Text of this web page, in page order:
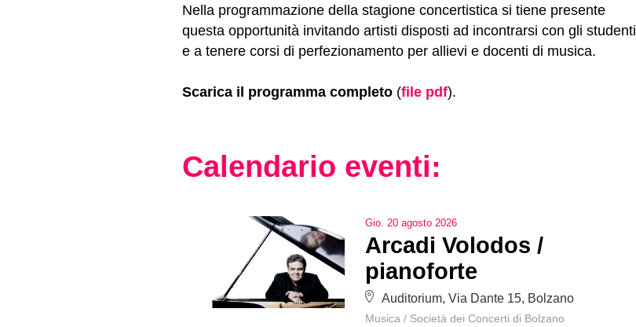
Nella programmazione della stagione concertistica si tiene presente
questa opportunità invitando artisti disposti ad incontrarsi con gli studenti
e a tenere corsi di perfezionamento per allievi e docenti di musica.
Scarica il programma completo (file pdf).
Calendario eventi:
Gio 20 agosto 2026
Arcadi Volodos /
pianoforte
Auditorium, Via Dante 15, Bolzano
Musica / Società dei Concerti di Bolzano